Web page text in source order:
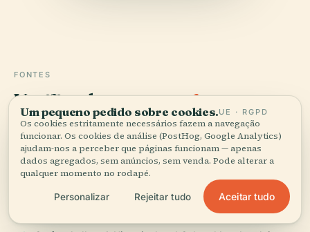
FONTES
Verificado,e mostrado.
Pesquisado e escrito pela equipa editorial da Audiala a
partir de registos históricos, arquivos de arquitetura e
conhecimento local.
Última revisão: August 2025
Um pequeno pedido sobre cookies.UE · RGPD
Os cookies estritamente necessários fazem a navegação
funcionar. Os cookies de análise (PostHog, Google Analytics)
ajudam-nos a perceber que páginas funcionam — apenas
dados agregados, sem anúncios, sem venda. Pode alterar a
qualquer momento no rodapé.
Personalizar Rejeitar tudo Aceitar tudo